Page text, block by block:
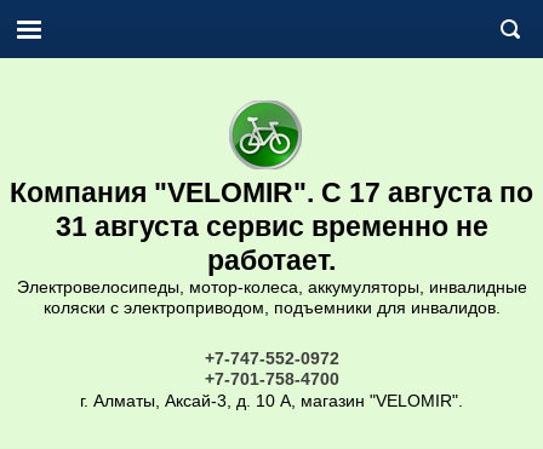
Компания "VELOMIR". С 17 августа по
31 августа сервис временно не
работает.
Электровелосипеды, мотор-колеса, аккумуляторы, инвалидные
коляски с электроприводом, подъемники для инвалидов.
+7-747-552-0972
+7-701-758-4700
г. Алматы, Аксай-3, д. 10 А, магазин "VELOMIR".